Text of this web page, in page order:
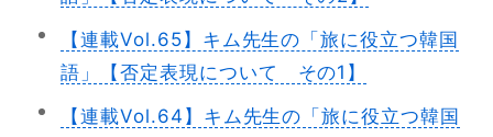
【連載Vol.65】キム先生の「旅に役立つ韓国
語」【否定表現について その1】
【連載Vol.64】キム先生の「旅に役立つ韓国